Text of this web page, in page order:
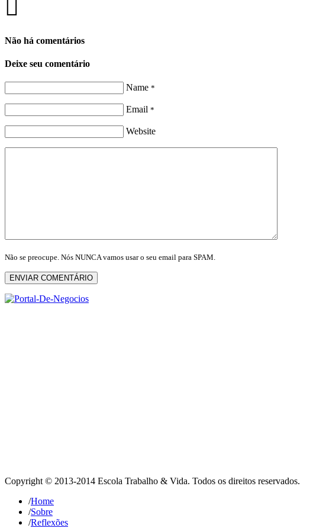
Não há comentários
Deixe seu comentário
Name *
Email *
Website
Não se preocupe. Nós NUNCA vamos usar o seu email para SPAM.
ENVIAR COMENTÁRIO
Copyright © 2013-2014 Escola Trabalho & Vida. Todos os direitos reservados.
/Home
/Sobre
/Reflexões